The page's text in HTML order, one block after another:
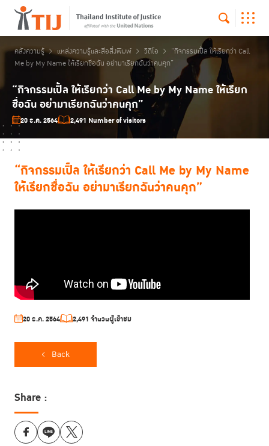
คลังความรู้ แหล่งความรู้และสื่อสิ่งพิมพ์ วิดีโอ
“กิจกรรมเปิ้ล ให้เรียกว่า Call
Me by My Name ให้เรียกชื่อฉัน อย่ามาเรียกฉันว่าคนคุก”
“กิจกรรมเปิ้ล ให้เรียกว่า Call Me by My Name ให้เรียก
ชื่อฉัน อย่ามาเรียกฉันว่าคนคุก”
20 ธ.ค. 2564 2,491 Number of visitors
“กิจกรรมเปิ้ล ให้เรียกว่า Call Me by My Name
ให้เรียกชื่อฉัน อย่ามาเรียกฉันว่าคนคุก”
20 ธ.ค. 2564 2,491 จำนวนผู้เข้าชม
Back
Share :